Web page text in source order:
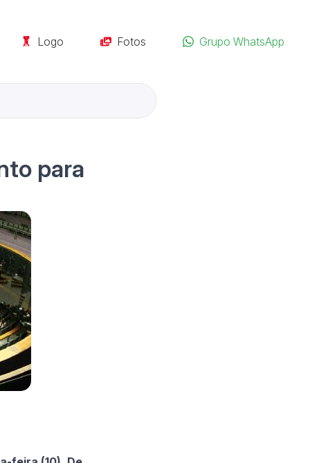
Logo Fotos Grupo WhatsApp
para